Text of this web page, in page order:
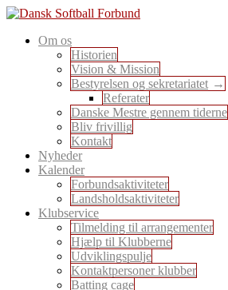
Skip
content
Dansk Softball Forbund
En sport for alle
Om os
Historien
Vision & Mission
Bestyrelsen og sekretariatet
Referater
Danske Mestre gennem tiderne
Bliv frivillig
Kontakt
Nyheder
Kalender
Forbundsaktiviteter
Landsholdsaktiviteter
Klubservice
Tilmelding til arrangementer
Hjælp til Klubberne
Udviklingspulje
Kontaktpersoner klubber
Batting cage